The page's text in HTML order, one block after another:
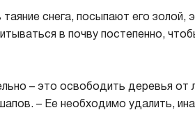
снега, посыпают его золой,
в почву постепенно,
– это освободить деревья от
– Ее необходимо удалить,